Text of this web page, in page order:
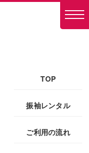
TOP
振袖レンタル
ご利用の流れ